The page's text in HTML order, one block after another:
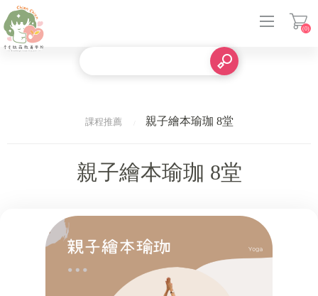
(0)
課程推薦 親子繪本瑜珈 8堂
親子繪本瑜珈 8堂